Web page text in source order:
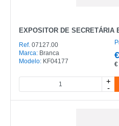
EXPOSITOR DE SECRETÁRIA
Ref. 07127.00
Marca: Branca
Modelo: KF04177
€
€
+
-